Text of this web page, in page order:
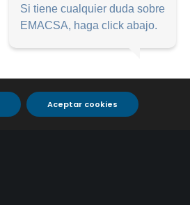
Aceptar cookies
Si tiene cualquier duda sobre
EMACSA, haga click abajo.